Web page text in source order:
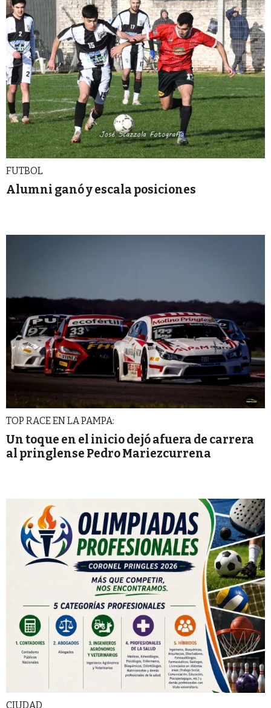
FUTBOL
Alumni ganó y escala posiciones
TOP RACE EN LA PAMPA:
Un toque en el inicio dejó afuera de carrera
al pringlense Pedro Mariezcurrena
CIUDAD